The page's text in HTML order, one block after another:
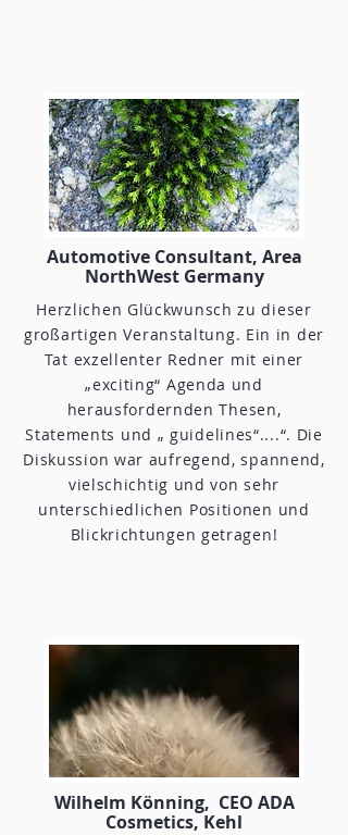
Automotive Consultant, Area
NorthWest Germany
Herzlichen Glückwunsch zu dieser
großartigen Veranstaltung. Ein in der
Tat exzellenter Redner mit einer
„exciting“ Agenda und
herausfordernden Thesen,
Statements und „ guidelines“....“. Die
Diskussion war aufregend, spannend,
vielschichtig und von sehr
unterschiedlichen Positionen und
Blickrichtungen getragen!
Wilhelm Könning, CEO ADA
Cosmetics, Kehl